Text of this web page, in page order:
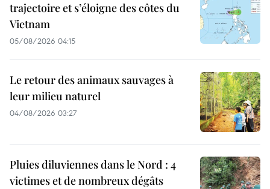
trajectoire et s’éloigne des côtes du
Vietnam
05/08/2026 04:15
Le retour des animaux sauvages à
leur milieu naturel
04/08/2026 03:27
Pluies diluviennes dans le Nord : 4
victimes et de nombreux dégâts